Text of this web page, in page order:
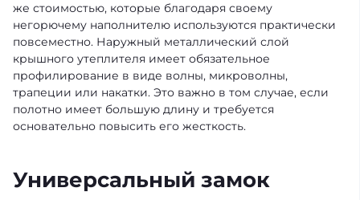
же стоимостью, которые благодаря своему
негорючему наполнителю используются практически
повсеместно. Наружный металлический слой
крышного утеплителя имеет обязательное
профилирование в виде волны, микроволны,
трапеции или накатки. Это важно в том случае, если
полотно имеет большую длину и требуется
основательно повысить его жесткость.
Универсальный замок